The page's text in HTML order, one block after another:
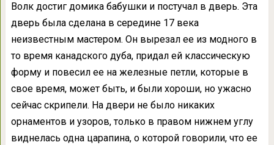
Волк достиг домика бабушки и постучал в дверь. Эта
дверь была сделана в середине 17 века
неизвестным мастером. Он вырезал ее из модного в
то время канадского дуба, придал ей классическую
форму и повесил ее на железные петли, которые в
свое время, может быть, и были хороши, но ужасно
сейчас скрипели. На двери не было никаких
орнаментов и узоров, только в правом нижнем углу
виднелась одна царапина, о которой говорили, что ее